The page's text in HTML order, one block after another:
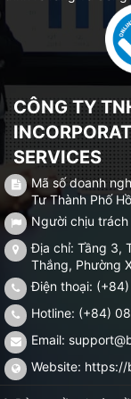
CÔNG TY
SERVICES
Mã số doanh
Tư Thành Phố
Người chịu
Địa chỉ: Tầng 3,
Thắng, Phường
Điện thoại:
Hotline: (+84)
Email:
Website: https://